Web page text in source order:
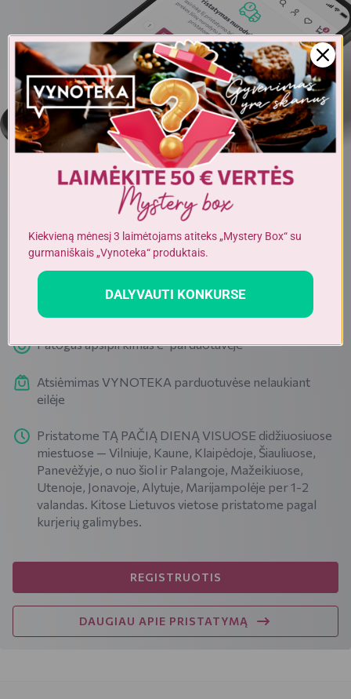
PAPRASTA IR PATOGU APSIPIRKTI INTERNETU
Pristatymas Jūsų adresu arba atsiėmimas
VYNOTEKA parduotuvėse
Registracija per kelias minutes
Patogus apsipirkimas e-parduotuvėje
Atsiėmimas VYNOTEKA parduotuvėse nelaukiant
eilėje
Pristatome TĄ PAČIĄ DIENĄ VISUOSE didžiuosiuose
miestuose — Vilniuje, Kaune, Klaipėdoje, Šiauliuose,
Panevėžyje, o nuo šiol ir Palangoje, Mažeikiuose,
Utenoje, Jonavoje, Alytuje, Marijampolėje per 1-2
valandas. Kitose Lietuvos vietose pristatome pagal
kurjerių galimybes.
REGISTRUOTIS
DAUGIAU APIE PRISTATYMĄ
Kiekvieną mėnesį 3 laimėtojams atiteks „Mystery Box“ su
gurmaniškais „Vynoteka“ produktais.
DALYVAUTI KONKURSE